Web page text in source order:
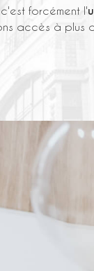
forcément l'
accès à plus